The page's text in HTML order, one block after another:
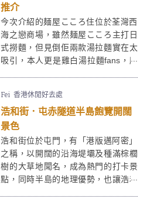
涼粉吃甜品，當然不要忘記元朗特產 -
老婆餅啦！
推介
今次介紹的麺屋こころ住位於荃灣西
海之戀商場，雖然麺屋こころ主打日
式撈麵，但見倒佢兩款湯拉麵實在太
吸引，本人更是雞白湯拉麵fans，所
Fei 香港休閒好去處
浩和街．屯赤隧道半島飽覽開闊
景色
浩和街位於屯門，有「港版邁阿密」
之稱，以開闊的沿海堤壩及種滿棕櫚
樹的大草地聞名，成為熱門的打卡景
點，同時半島的地理優勢，也讓浩和